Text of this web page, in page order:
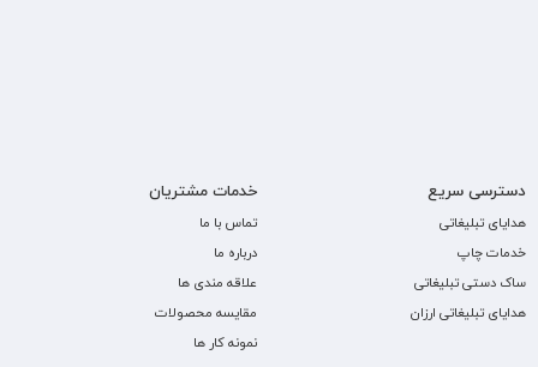
دسترسی سریع
هدایای تبلیغاتی
خدمات چاپ
ساک دستی تبلیغاتی
هدایای تبلیغاتی ارزان
خدمات مشتریان
تماس با ما
درباره ما
علاقه مندی ها
مقایسه محصولات
نمونه کار ها